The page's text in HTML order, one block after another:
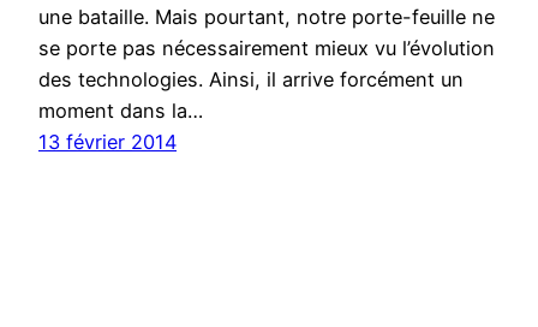
une bataille. Mais pourtant, notre porte-feuille ne
se porte pas nécessairement mieux vu l’évolution
des technologies. Ainsi, il arrive forcément un
moment dans la…
13 février 2014